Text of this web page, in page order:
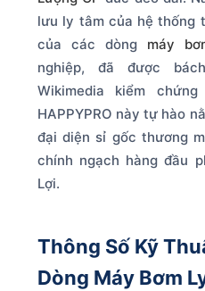
lưu ly tâm của hệ thống
của các dòng máy
nghiệp, đã được
Wikimedia kiểm
HAPPYPRO này tự hào
đại diện sỉ gốc thương
chính ngạch hàng đầu
Lợi.
Thông Số Kỹ
Dòng Máy Bơm